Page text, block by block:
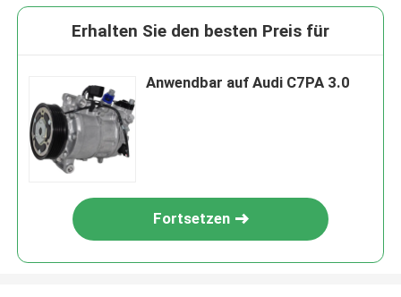
Erhalten Sie den besten Preis für
Anwendbar auf Audi C7PA 3.0
Fortsetzen